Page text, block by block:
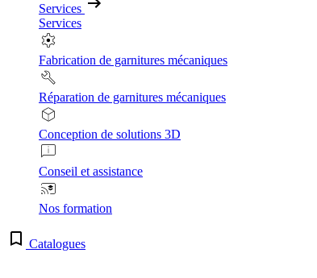
Services
Services
Fabrication de garnitures mécaniques
Réparation de garnitures mécaniques
Conception de solutions 3D
Conseil et assistance
Nos formation
Catalogues